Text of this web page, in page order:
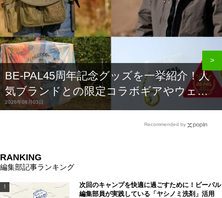
BE-PAL45周年記念グッズを一挙紹介！人
気ブランドとの限定コラボギアやウェア
が買えるのは今だけ！ | 道具・ギア 【BE-
PAL】キャンプ、アウトドア、自然派生活
2026年08月03日
Recommended by
RANKING
編集部記事ランキング
1
次回のキャンプを快適に過ごすために！ビーパル
編集部員が実践している「ヤシノミ洗剤」活用